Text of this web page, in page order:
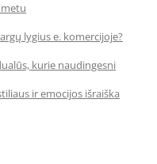
lygius e. komercijoje?
kurie naudingesni
ir emocijos išraiška